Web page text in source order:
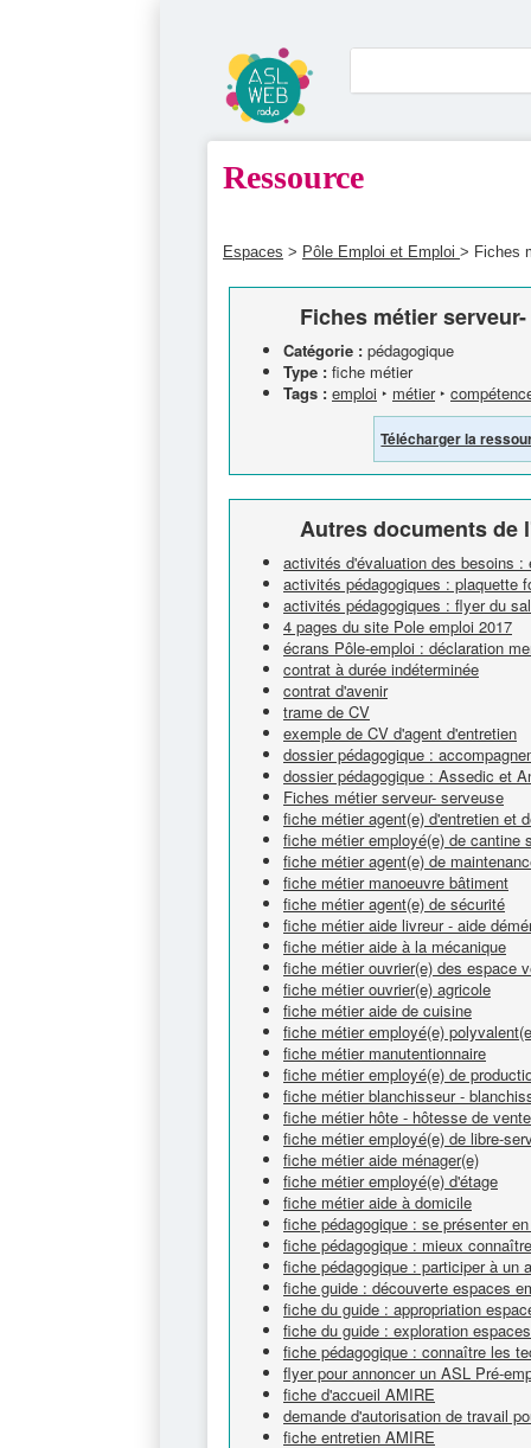
Ressource
Espaces > Pôle Emploi et Emploi > Fiches
Fiches métier
Catégorie : pédagogique
Type : fiche métier
Tags : emploi ‣ métier‣
Télécharger la
Autres documents de
activités d'évaluation des besoins :
activités pédagogiques : plaquette
activités pédagogiques : flyer du
4 pages du site Pole emploi 2017
écrans Pôle-emploi : déclaration
contrat à durée indéterminée
contrat d'avenir
trame de CV
exemple de CV d'agent d'entretien
dossier pédagogique :
dossier pédagogique : Assedic et
Fiches métier serveur- serveuse
fiche métier agent(e) d'entretien et
fiche métier employé(e) de cantine
fiche métier agent(e) de
fiche métier manoeuvre bâtiment
fiche métier agent(e) de sécurité
fiche métier aide livreur - aide
fiche métier aide à la mécanique
fiche métier ouvrier(e) des espace
fiche métier ouvrier(e) agricole
fiche métier aide de cuisine
fiche métier employé(e)
fiche métier manutentionnaire
fiche métier employé(e) de
fiche métier blanchisseur -
fiche métier hôte - hôtesse de
fiche métier employé(e) de libre-
fiche métier aide ménager(e)
fiche métier employé(e) d'étage
fiche métier aide à domicile
fiche pédagogique : se présenter
fiche pédagogique : mieux
fiche pédagogique : participer à un
fiche guide : découverte espaces
fiche du guide : appropriation
fiche du guide : exploration
fiche pédagogique : connaître les
flyer pour annoncer un ASL Pré-
fiche d'accueil AMIRE
demande d'autorisation de travail
fiche entretien AMIRE